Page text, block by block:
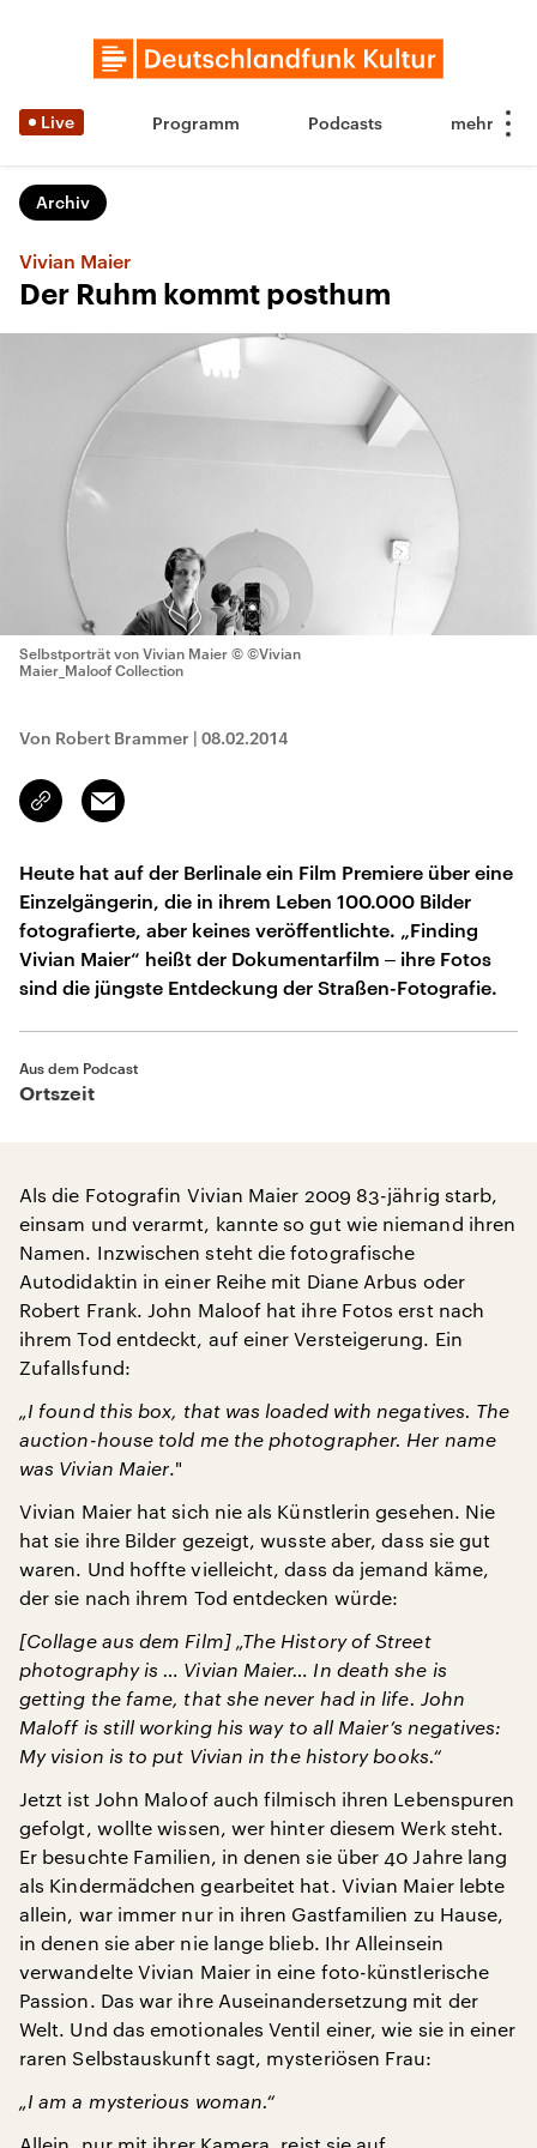
Live Programm Podcasts
Archiv
Vivian Maier
Der Ruhm kommt posthum
Selbstporträt von Vivian Maier © ©Vivian
Maier_Maloof Collection
Von Robert Brammer | 08.02.2014
Link
kopieren/teilen
Email
Heute hat auf der Berlinale ein Film Premiere über eine
Einzelgängerin, die in ihrem Leben 100.000 Bilder
fotografierte, aber keines veröffentlichte. „Finding
Vivian Maier“ heißt der Dokumentarfilm ‒ ihre Fotos
sind die jüngste Entdeckung der Straßen-Fotografie.
Aus dem Podcast
Ortszeit
Als die Fotografin Vivian Maier 2009 83-jährig starb,
einsam und verarmt, kannte so gut wie niemand ihren
Namen. Inzwischen steht die fotografische
Autodidaktin in einer Reihe mit Diane Arbus oder
Robert Frank. John Maloof hat ihre Fotos erst nach
ihrem Tod entdeckt, auf einer Versteigerung. Ein
Zufallsfund:
„I found this box, that was loaded with negatives. The
auction-house told me the photographer. Her name
was Vivian Maier."
Vivian Maier hat sich nie als Künstlerin gesehen. Nie
hat sie ihre Bilder gezeigt, wusste aber, dass sie gut
waren. Und hoffte vielleicht, dass da jemand käme,
der sie nach ihrem Tod entdecken würde:
[Collage aus dem Film] „The History of Street
photography is … Vivian Maier… In death she is
getting the fame, that she never had in life. John
Maloff is still working his way to all Maier’s negatives:
My vision is to put Vivian in the history books.“
Jetzt ist John Maloof auch filmisch ihren Lebenspuren
gefolgt, wollte wissen, wer hinter diesem Werk steht.
Er besuchte Familien, in denen sie über 40 Jahre lang
als Kindermädchen gearbeitet hat. Vivian Maier lebte
allein, war immer nur in ihren Gastfamilien zu Hause,
in denen sie aber nie lange blieb. Ihr Alleinsein
verwandelte Vivian Maier in eine foto-künstlerische
Passion. Das war ihre Auseinandersetzung mit der
Welt. Und das emotionales Ventil einer, wie sie in einer
raren Selbstauskunft sagt, mysteriösen Frau:
„I am a mysterious woman.“